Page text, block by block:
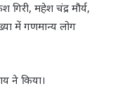
गिरी, महेश चंद्र मौर्य,
में गणमान्य लोग
ने किया।